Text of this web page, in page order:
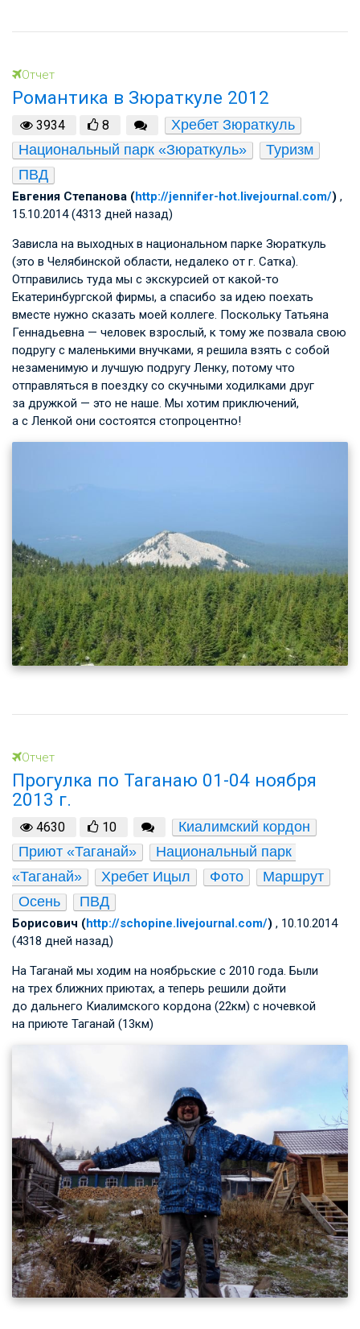
Отчет
Романтика в Зюраткуле 2012
3934 8
Хребет Зюраткуль
Национальный парк «Зюраткуль»
Туризм
ПВД
Евгения Степанова (http://jennifer-hot.livejournal.com/) ,
15.10.2014 (4313 дней назад)
Зависла на выходных в национальном парке Зюраткуль
(это в Челябинской области, недалеко от г. Сатка).
Отправились туда мы с экскурсией от какой-то
Екатеринбургской фирмы, а спасибо за идею поехать
вместе нужно сказать моей коллеге. Поскольку Татьяна
Геннадьевна — человек взрослый, к тому же позвала свою
подругу с маленькими внучками, я решила взять с собой
незаменимую и лучшую подругу Ленку, потому что
отправляться в поездку со скучными ходилками друг
за дружкой — это не наше. Мы хотим приключений,
а с Ленкой они состоятся стопроцентно!
Отчет
Прогулка по Таганаю 01-04 ноября
2013 г.
4630 10
Киалимский кордон
Приют «Таганай»
Национальный парк
«Таганай»
Хребет Ицыл Фото
Маршрут
Осень
ПВД
Борисович (http://schopine.livejournal.com/) , 10.10.2014
(4318 дней назад)
На Таганай мы ходим на ноябрьские с 2010 года. Были
на трех ближних приютах, а теперь решили дойти
до дальнего Киалимского кордона (22км) с ночевкой
на приюте Таганай (13км)